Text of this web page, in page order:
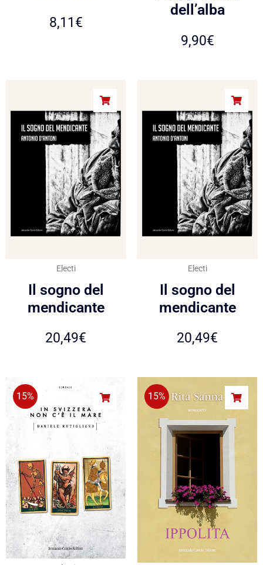
8,11€
dell’alba
9,90€
Electi
Il sogno del
mendicante
20,49€
Electi
Il sogno del
mendicante
20,49€
15% 15%